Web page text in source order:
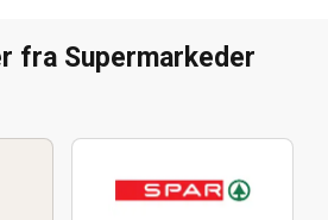
fra Supermarkeder